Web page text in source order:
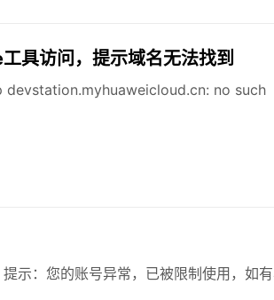
具访问，提示域名无法找到
no such
示：您的账号异常，已被限制使用，如